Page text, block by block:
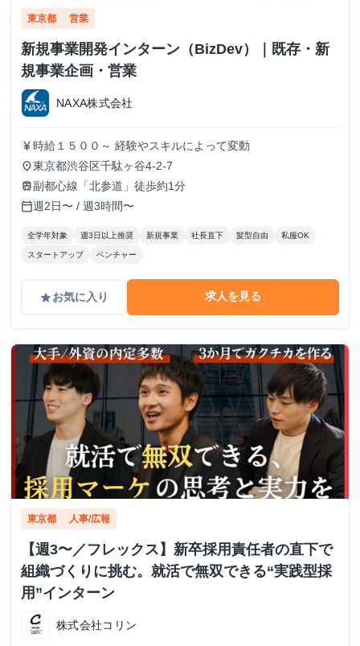
東京都 営業
新規事業開発インターン（BizDev）｜既存・新
規事業企画・営業
NAXA株式会社
currency_yen 時給１５００～ 経験やスキルによって変動
place東京都渋谷区千駄ヶ谷4-2-7
train副都心線「北参道」徒歩約1分
calendar_today週2日〜 / 週3時間〜
全学年対象 週3日以上推奨 新規事業 社長直下 髪型自由 私服OK
スタートアップ ベンチャー
gradeお気に入り 求人を見る
東京都 人事/広報
【週3〜／フレックス】新卒採用責任者の直下で
組織づくりに挑む。就活で無双できる“実践型採
用”インターン
株式会社コリン